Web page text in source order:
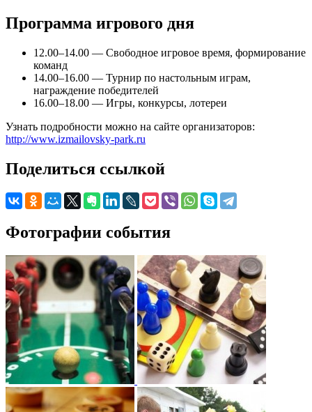
Программа игрового дня
12.00–14.00 — Свободное игровое время, формирование
команд
14.00–16.00 — Турнир по настольным играм,
награждение победителей
16.00–18.00 — Игры, конкурсы, лотереи
Узнать подробности можно на сайте организаторов:
http://www.izmailovsky-park.ru
Поделиться ссылкой
Фотографии события